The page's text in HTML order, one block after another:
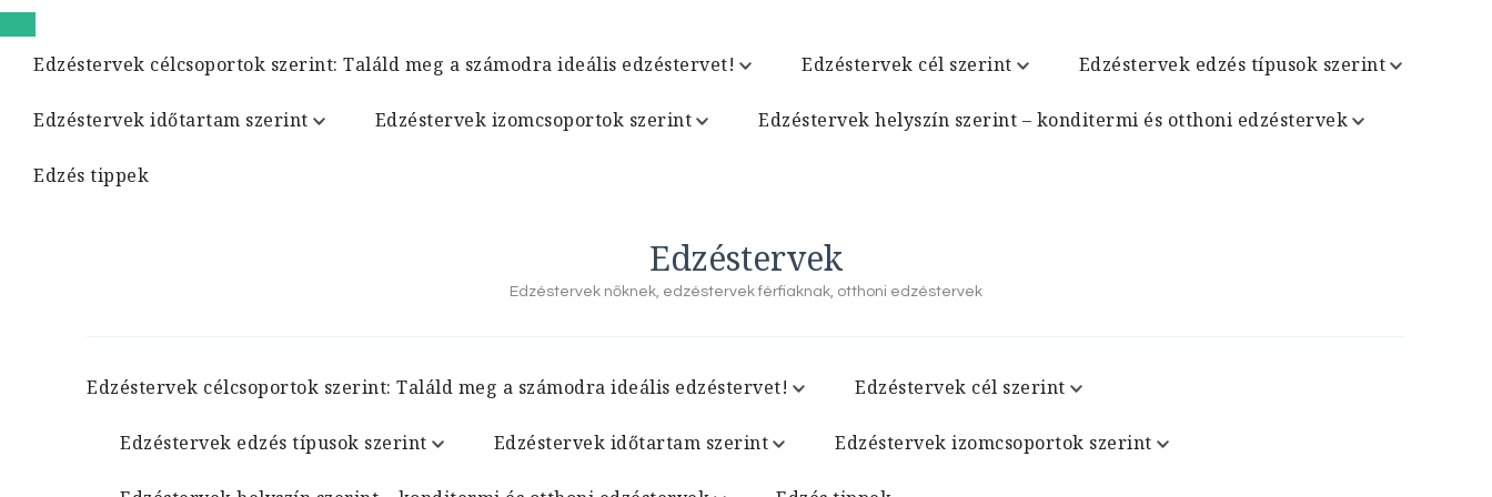
Edzéstervek célcsoportok szerint: Találd meg a számodra ideális edzéstervet! Edzéstervek cél szerint Edzéstervek edzés típusok szerint
Edzéstervek időtartam szerint Edzéstervek izomcsoportok szerint Edzéstervek helyszín szerint – konditermi és otthoni edzéstervek
Edzés tippek
Edzéstervek
Edzéstervek nőknek, edzéstervek férfiaknak, otthoni edzéstervek
Edzéstervek célcsoportok szerint: Találd meg a számodra ideális edzéstervet! Edzéstervek cél szerint
Edzéstervek edzés típusok szerint Edzéstervek időtartam szerint Edzéstervek izomcsoportok szerint